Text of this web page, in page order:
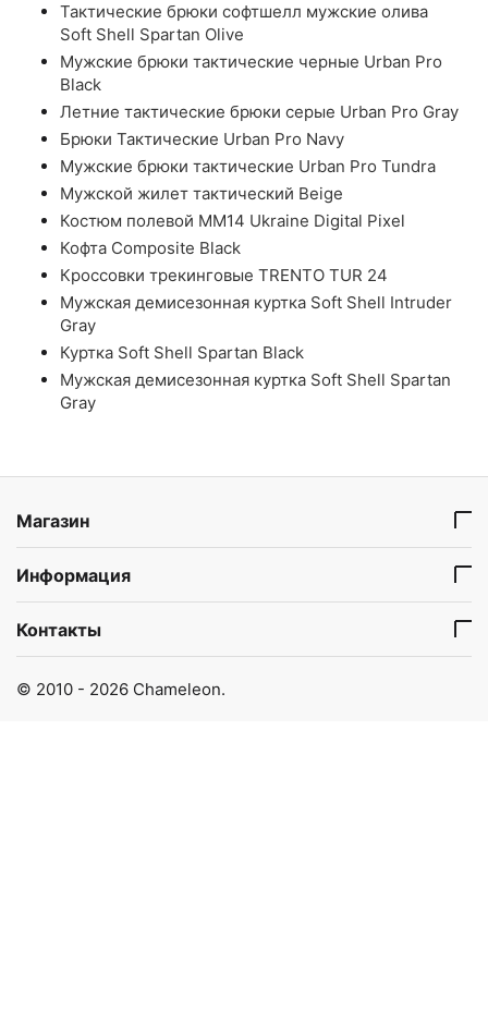
Тактические брюки софтшелл мужские олива
Soft Shell Spartan Olive
Мужские брюки тактические черные Urban Pro
Black
Летние тактические брюки серые Urban Pro Gray
Брюки Тактические Urban Pro Navy
Мужские брюки тактические Urban Pro Tundra
Мужской жилет тактический Beige
Костюм полевой ММ14 Ukraine Digital Pixel
Кофта Composite Black
Кроссовки трекинговые TRENTO TUR 24
Мужская демисезонная куртка Soft Shell Intruder
Gray
Куртка Soft Shell Spartan Black
Мужская демисезонная куртка Soft Shell Spartan
Gray
Магазин
Информация
Контакты
© 2010 - 2026 Chameleon.